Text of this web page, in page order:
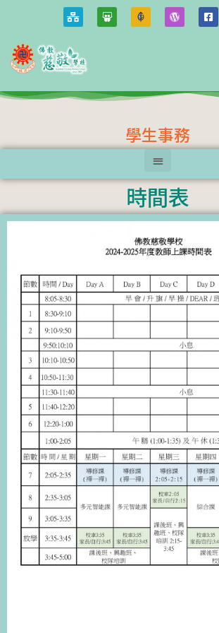
學生事務
時間表